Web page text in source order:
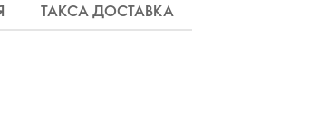
ТАКСА ДОСТАВКА